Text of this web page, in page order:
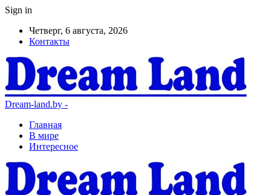
Sign in
Четверг, 6 августа, 2026
Контакты
Dream-land.by -
Главная
В мире
Интересное